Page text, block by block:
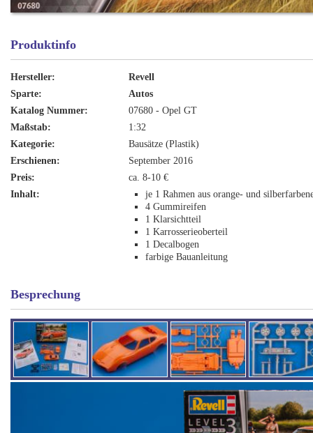
Produktinfo
Hersteller:
Revell
Sparte:
Autos
Katalog Nummer:
07680 - Opel GT
Maßstab:
1:32
Kategorie:
Bausätze (Plastik)
Erschienen:
September 2016
Preis:
ca. 8-10 €
Inhalt:
je 1 Rahmen aus orange- und
4 Gummireifen
1 Klarsichtteil
1 Karrosserieoberteil
1 Decalbogen
farbige Bauanleitung
Besprechung